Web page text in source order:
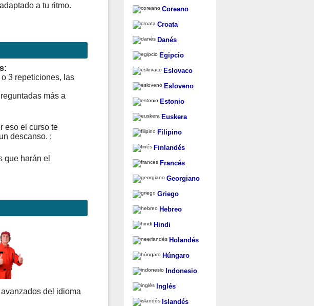
a tu ritmo.
3 repeticiones, las
más a
eso el curso te
descanso. ;
que harán el
del idioma
Coreano
Croata
Danés
Egipcio
Eslovaco
Esloveno
Estonio
Euskera
Filipino
Finlandés
Francés
Georgiano
Griego
Hebreo
Hindi
Holandés
Húngaro
Indonesio
Inglés
Islandés